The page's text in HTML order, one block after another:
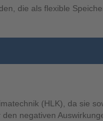
die als flexible
(HLK), da sie
negativen